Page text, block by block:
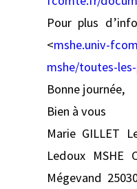
Pour plus
<mshe.univ-
mshe/toutes-
Bonne journée,
Bien à vous
Marie GILLET
Ledoux MSHE
Mégevand